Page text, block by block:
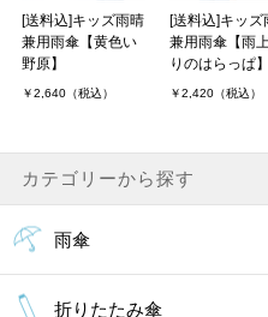
子供が小学校に入学したので傘
ミモザの柄が爽やかで可愛く、
時に軽いと言っており荷物が多
機能面と鳥の釦や色使いなどデザ
chanさん（2件）購入者
30代/女性 投稿日：2021年01月20
年中の娘（１００cm）に５０
プ傘ではない一つ小さめにしよ
の扱いに慣れており、問題なく
[送料込]キッズ雨晴
兼用雨傘【黄色い
野原】
￥2,640（税込）
[送料込]キッズ
兼用雨傘【雨
りのはらっぱ】
￥2,420（税込）
カテゴリーから探す
雨傘
折りたたみ傘